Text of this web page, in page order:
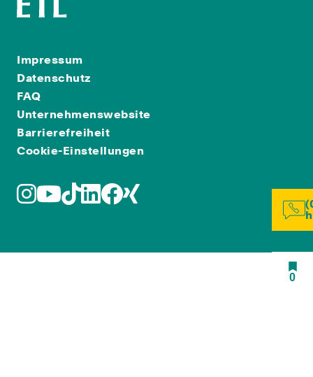
0
Impressum
Datenschutz
FAQ
Unternehmenswebsite
Barrierefreiheit
Cookie-Einstellungen